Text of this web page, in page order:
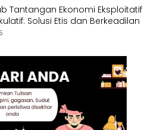
Tantangan Ekonomi Eksploitatif
Solusi Etis dan Berkeadilan